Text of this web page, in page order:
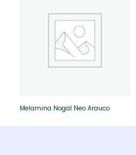
Melamina Nogal Neo Arauco